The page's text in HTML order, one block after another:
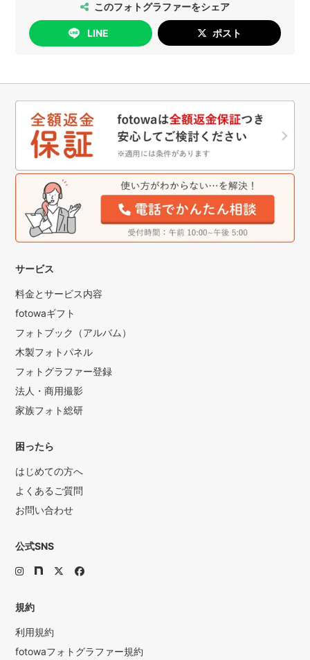
このフォトグラファーをシェア
LINE ポスト
サービス
料金とサービス内容
fotowaギフト
フォトブック（アルバム）
木製フォトパネル
フォトグラファー登録
法人・商用撮影
家族フォト総研
困ったら
はじめての方へ
よくあるご質問
お問い合わせ
公式SNS
規約
利用規約
fotowaフォトグラファー規約